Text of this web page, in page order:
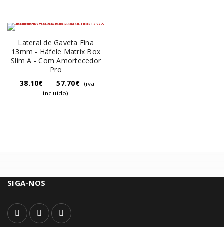
Lateral de Gaveta Fina
13mm - Häfele Matrix Box
Slim A - Com Amortecedor
Pro
38.10€ – 57.70€
(iva
incluído)
SIGA-NOS